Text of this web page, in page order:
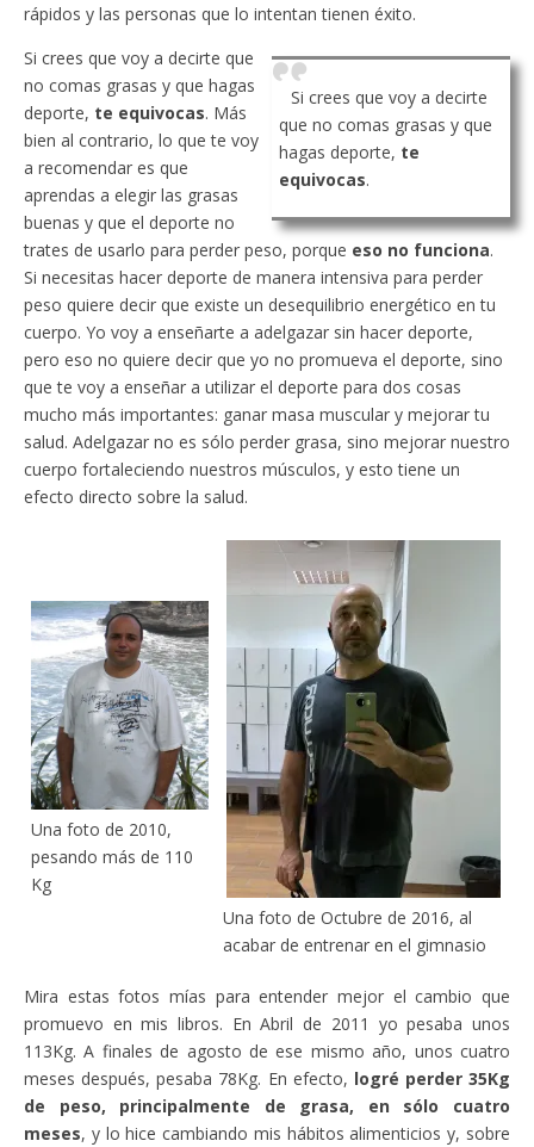
rápidos y las personas que lo intentan tienen éxito.
Si crees que voy a decirte
que no comas grasas y que
hagas deporte, te
equivocas.
Si crees que voy a decirte que
no comas grasas y que hagas
deporte, te equivocas. Más
bien al contrario, lo que te voy
a recomendar es que
aprendas a elegir las grasas
buenas y que el deporte no
trates de usarlo para perder peso, porque eso no funciona.
Si necesitas hacer deporte de manera intensiva para perder
peso quiere decir que existe un desequilibrio energético en tu
cuerpo. Yo voy a enseñarte a adelgazar sin hacer deporte,
pero eso no quiere decir que yo no promueva el deporte, sino
que te voy a enseñar a utilizar el deporte para dos cosas
mucho más importantes: ganar masa muscular y mejorar tu
salud. Adelgazar no es sólo perder grasa, sino mejorar nuestro
cuerpo fortaleciendo nuestros músculos, y esto tiene un
efecto directo sobre la salud.
Una foto de 2010,
pesando más de 110
Kg
Una foto de Octubre de 2016, al
acabar de entrenar en el gimnasio
Mira estas fotos mías para entender mejor el cambio que
promuevo en mis libros. En Abril de 2011 yo pesaba unos
113Kg. A finales de agosto de ese mismo año, unos cuatro
meses después, pesaba 78Kg. En efecto, logré perder 35Kg
de peso, principalmente de grasa, en sólo cuatro
meses, y lo hice cambiando mis hábitos alimenticios y, sobre